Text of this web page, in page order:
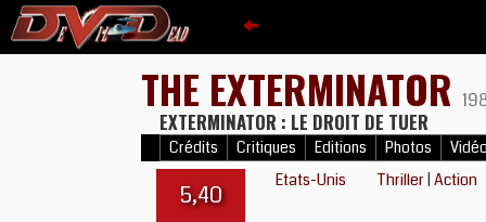
THE EXTERMINATOR
EXTERMINATOR : LE DROIT DE TUER
Crédits Critiques Editions Photos
5,40
Etats-Unis Thriller |Action